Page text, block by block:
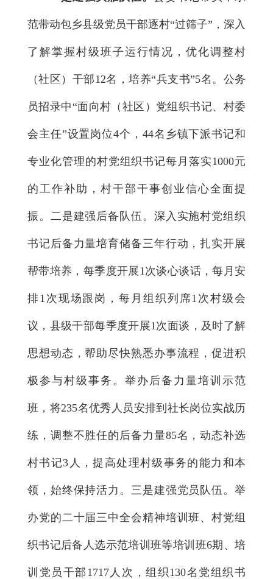
范带动包乡县级党员干部逐村“过筛子”，深入
了解掌握村级班子运行情况，优化调整村
（社区）干部12名，培养“兵支书”5名。公务
员招录中“面向村（社区）党组织书记、村委
会主任”设置岗位4个，44名乡镇下派书记和
专业化管理的村党组织书记每月落实1000元
的工作补助，村干部干事创业信心全面提
振。二是建强后备队伍。深入实施村党组织
书记后备力量培育储备三年行动，扎实开展
帮带培养，每季度开展1次谈心谈话，每月安
排1次现场跟岗，每月组织列席1次村级会
议，县级干部每季度开展1次面谈，及时了解
思想动态，帮助尽快熟悉办事流程，促进积
极参与村级事务。举办后备力量培训示范
班，将235名优秀人员安排到社长岗位实战历
练，调整不胜任的后备力量85名，动态补选
村书记3人，提高处理村级事务的能力和本
领，始终保持活力。三是建强党员队伍。举
办党的二十届三中全会精神培训班、村党组
织书记后备人选示范培训班等培训班6期、培
训党员干部1717人次，组织130名党组织书